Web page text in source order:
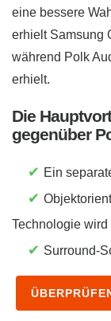
eine bessere
erhielt Samsung
während Polk
erhielt.
Die
gegenüber
✔ Ein
✔
Technologie wird
✔ Surround-